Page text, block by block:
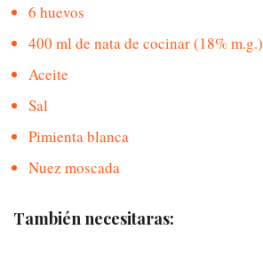
6 huevos
400 ml de nata de cocinar (18% m.g.)
Aceite
Sal
Pimienta blanca
Nuez moscada
También necesitaras: